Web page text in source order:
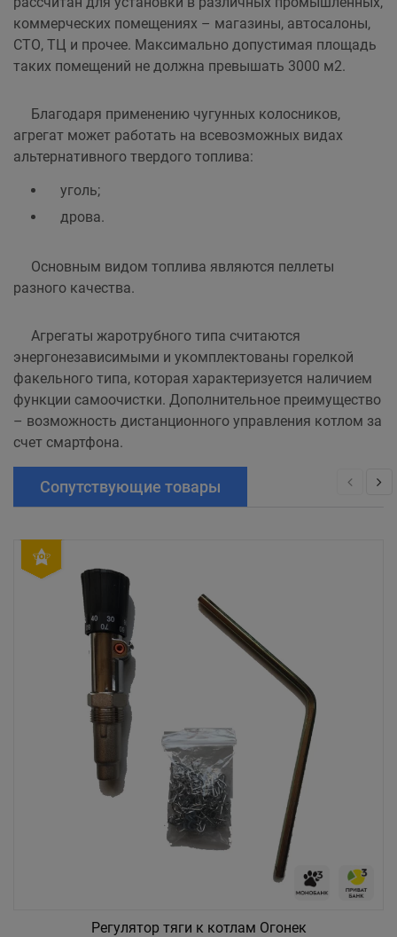
коммерческих помещениях – магазины, автосалоны,
СТО, ТЦ и прочее. Максимально допустимая площадь
таких помещений не должна превышать 3000 м2.
Благодаря применению чугунных колосников,
агрегат может работать на всевозможных видах
альтернативного твердого топлива:
уголь;
дрова.
Основным видом топлива являются пеллеты
разного качества.
Агрегаты жаротрубного типа считаются
энергонезависимыми и укомплектованы горелкой
факельного типа, которая характеризуется наличием
функции самоочистки. Дополнительное преимущество
– возможность дистанционного управления котлом за
счет смартфона.
Сопутствующие товары
Регулятор тяги к котлам Огонек